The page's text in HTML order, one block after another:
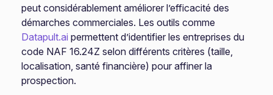
peut considérablement améliorer l’efficacité des
démarches commerciales. Les outils comme
Datapult.ai permettent d’identifier les entreprises du
code NAF 16.24Z selon différents critères (taille,
localisation, santé financière) pour affiner la
prospection.